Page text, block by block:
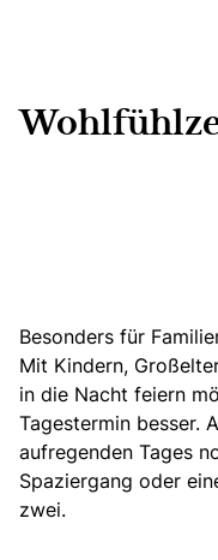
Besonders für
Mit Kindern,
in die Nacht feiern
Tagestermin besser.
aufregenden Tages
Spaziergang oder
zwei.